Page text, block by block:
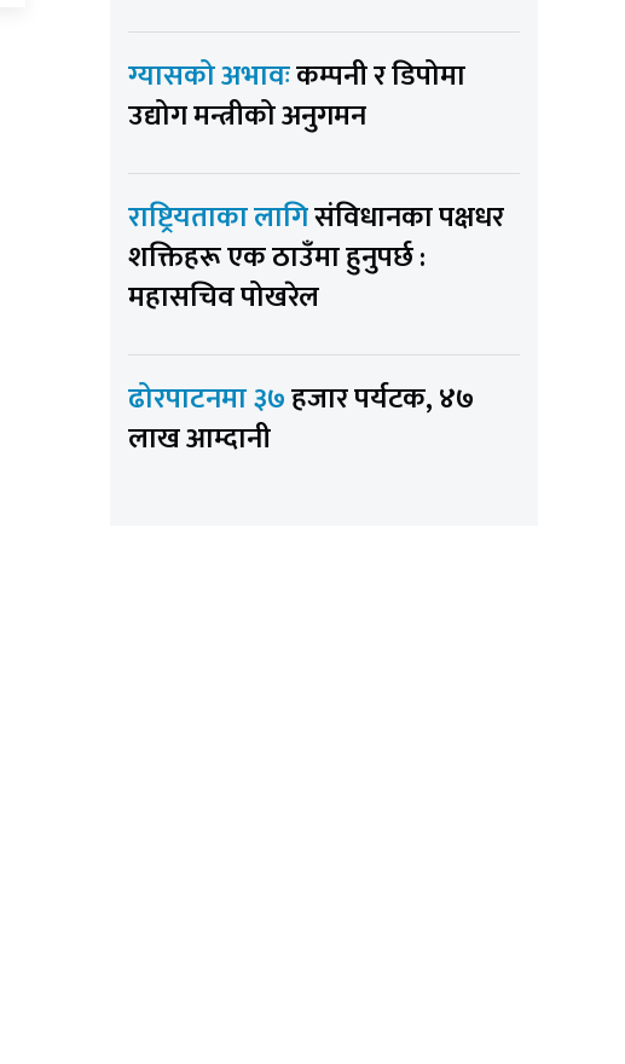
ग्यासको अभावःकम्पनी र डिपोमा
उद्योग मन्त्रीको अनुगमन
राष्ट्रियताका लागिसंविधानका पक्षधर
शक्तिहरू एक ठाउँमा हुनुपर्छ :
महासचिव पोखरेल
ढोरपाटनमा ३७हजार पर्यटक, ४७
लाख आम्दानी